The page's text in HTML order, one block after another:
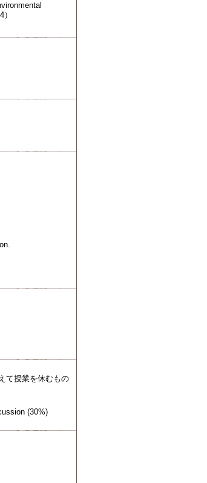
て授業を休むもの
(30%)